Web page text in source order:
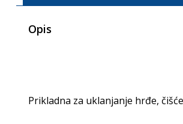
Opis
Prikladna za uklanjanje hrđe,